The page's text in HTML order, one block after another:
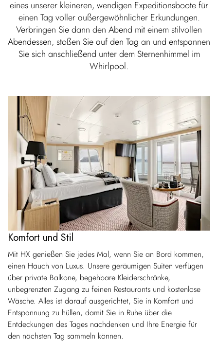
eines unserer kleineren, wendigen Expeditionsboote für
einen Tag voller außergewöhnlicher Erkundungen.
Verbringen Sie dann den Abend mit einem stilvollen
Abendessen, stoßen Sie auf den Tag an und entspannen
Sie sich anschließend unter dem Sternenhimmel im
Whirlpool.
Komfort und Stil
Mit HX genießen Sie jedes Mal, wenn Sie an Bord kommen,
einen Hauch von Luxus. Unsere geräumigen Suiten verfügen
über private Balkone, begehbare Kleiderschränke,
unbegrenzten Zugang zu feinen Restaurants und kostenlose
Wäsche. Alles ist darauf ausgerichtet, Sie in Komfort und
Entspannung zu hüllen, damit Sie in Ruhe über die
Entdeckungen des Tages nachdenken und Ihre Energie für
den nächsten Tag sammeln können.